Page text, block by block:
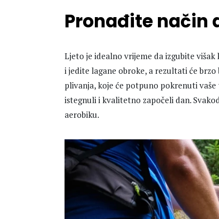
Pronađite način
Ljeto je idealno vrijeme da izgubite
i jedite lagane obroke, a rezultati će
plivanja, koje će potpuno pokrenuti
istegnuli i kvalitetno započeli dan.
aerobiku.